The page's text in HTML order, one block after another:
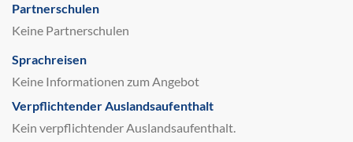
Partnerschulen
Keine Partnerschulen
Sprachreisen
Keine Informationen zum Angebot
Verpflichtender Auslandsaufenthalt
Kein verpflichtender Auslandsaufenthalt.